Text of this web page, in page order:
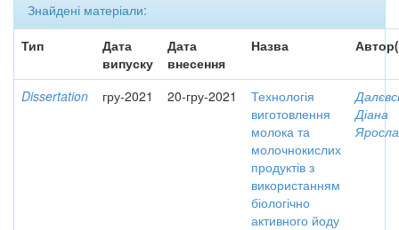
Знайдені матеріали:
Тип
Дата
випуску
Дата
внесення
Назва
Dissertation гру-2021 20-гру-2021
Технологія
виготовлення
молока та
молочнокислих
продуктів з
використанням
біологічно
активного йоду
Діана